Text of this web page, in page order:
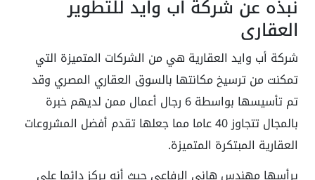
نبذه عن شركة اب وايد للتطوير
العقاري
شركة أب وايد العقارية هي من الشركات المتميزة التي
تمكنت من ترسيخ مكانتها بالسوق العقاري المصري وقد
تم تأسيسها بواسطة 6 رجال أعمال ممن لديهم خبرة
بالمجال تتجاوز 40 عاما مما جعلها تقدم أفضل المشروعات
العقارية المبتكرة المتميزة.